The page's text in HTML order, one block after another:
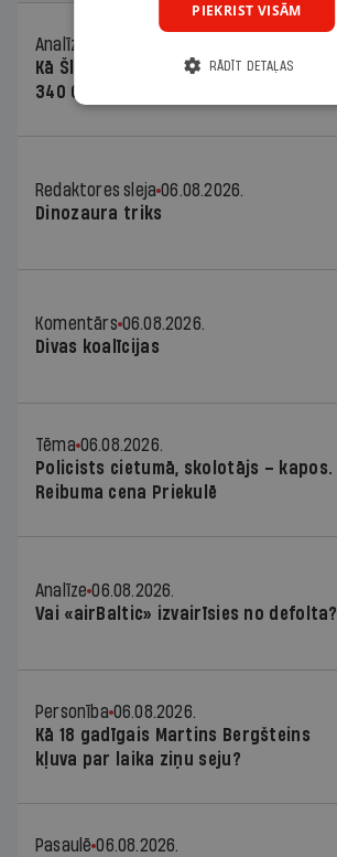
Analīze
Kā Šlesera partija palika nesodīta par
340 000 vērtu reklāmas kampaņu
Redaktores sleja 06.08.2026.
Dinozaura triks
Komentārs 06.08.2026.
Divas koalīcijas
Tēma 06.08.2026.
Policists cietumā, skolotājs – kapos.
Reibuma cena Priekulē
Analīze 06.08.2026.
Vai «airBaltic» izvairīsies no defolta?
Personība 06.08.2026.
Kā 18 gadīgais Martins Bergšteins
kļuva par laika ziņu seju?
Pasaulē 06.08.2026.
PIEKRIST VISĀM
RĀDĪT DETAĻAS